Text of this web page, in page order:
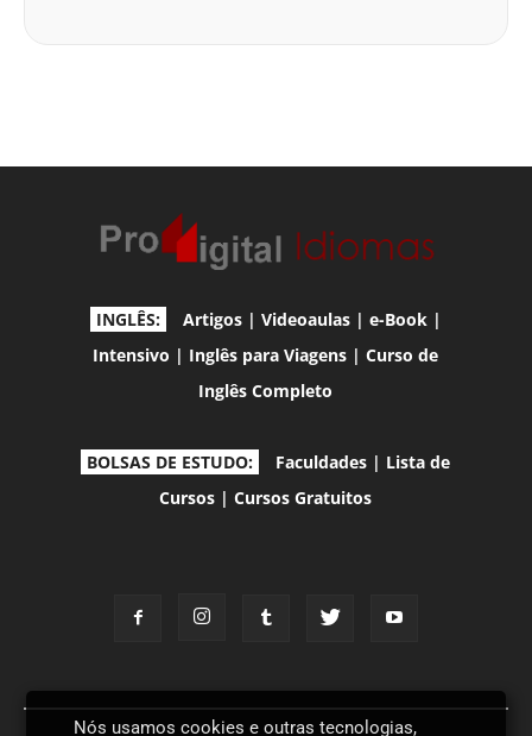
INGLÊS: Artigos| Videoaulas| e-Book|
Intensivo | Inglês para Viagens |Curso de
Inglês Completo
BOLSAS DE ESTUDO: Faculdades | Lista de
Cursos |Cursos Gratuitos
Nós usamos cookies e outras tecnologias,